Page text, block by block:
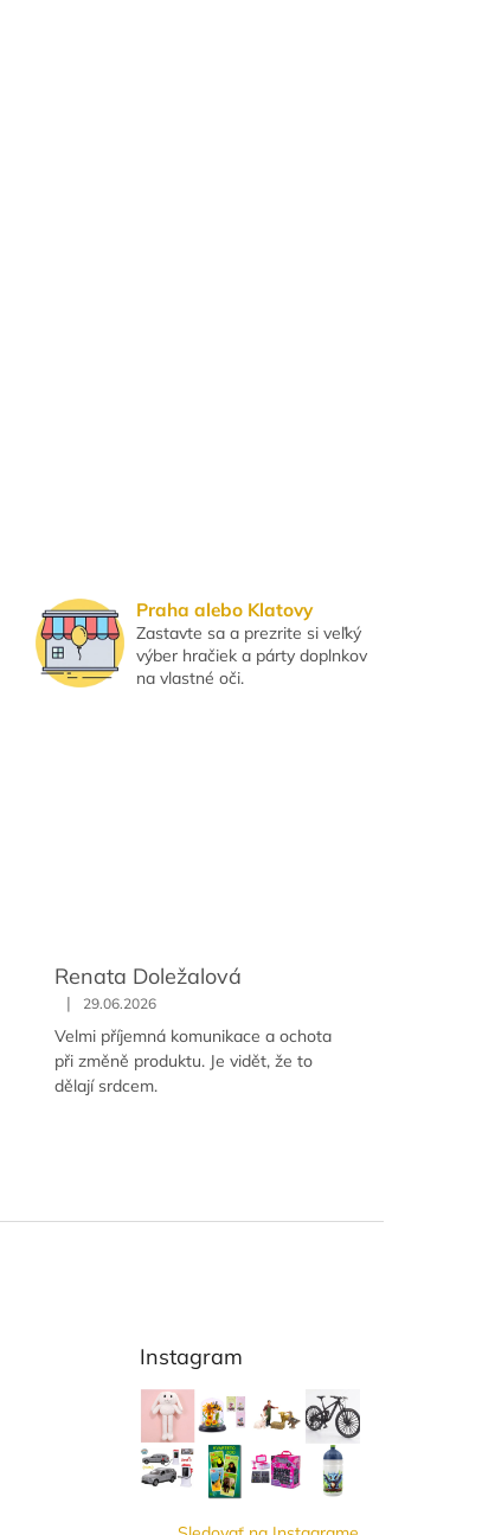
Praha alebo Klatovy
Zastavte sa a prezrite si veľký
výber hračiek a párty doplnkov
na vlastné oči.
Renata Doležalová
| 29.06.2026
Velmi příjemná komunikace a ochota
při změně produktu. Je vidět, že to
dělají srdcem.
Instagram